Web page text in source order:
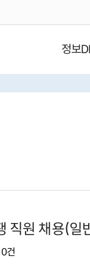
정보
원 채용(일
0건